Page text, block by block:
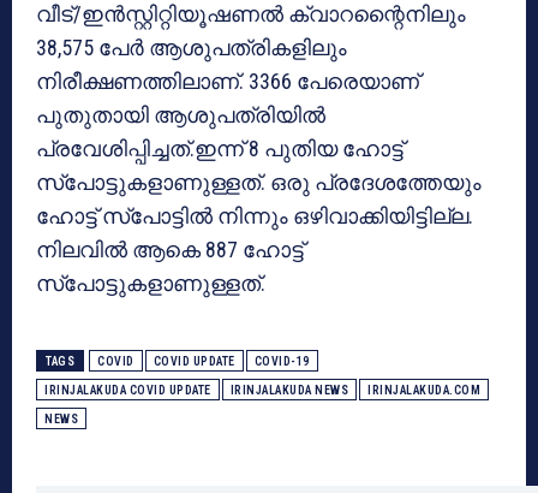
വീട്/ഇന്‍സ്റ്റിറ്റിയൂഷണല്‍ ക്വാറന്റൈനിലും
38,575 പേര്‍ ആശുപത്രികളിലും
നിരീക്ഷണത്തിലാണ്. 3366 പേരെയാണ്
പുതുതായി ആശുപത്രിയില്‍
പ്രവേശിപ്പിച്ചത്.ഇന്ന് 8 പുതിയ ഹോട്ട്
സ്‌പോട്ടുകളാണുള്ളത്. ഒരു പ്രദേശത്തേയും
ഹോട്ട് സ്‌പോട്ടില്‍ നിന്നും ഒഴിവാക്കിയിട്ടില്ല.
നിലവില്‍ ആകെ 887 ഹോട്ട്
സ്‌പോട്ടുകളാണുള്ളത്.
TAGS COVID COVID UPDATE COVID-19
IRINJALAKUDA COVID UPDATE IRINJALAKUDA NEWS IRINJALAKUDA.COM
NEWS